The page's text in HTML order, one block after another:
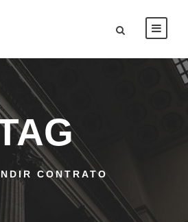
CONTRATO